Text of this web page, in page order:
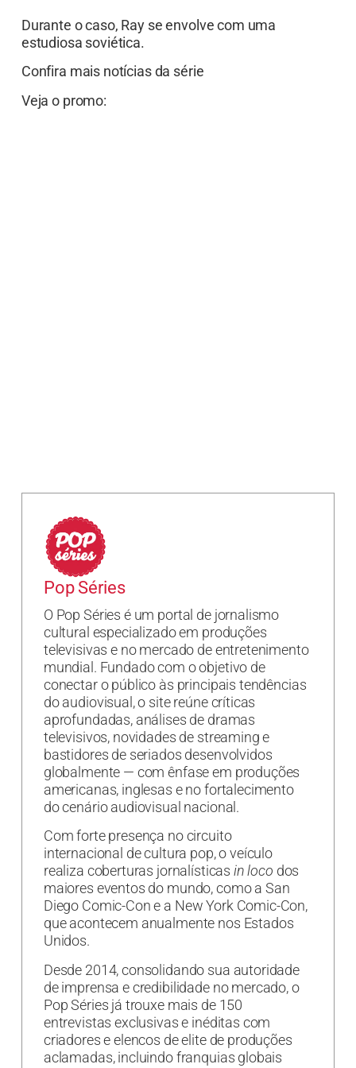
Durante o caso, Ray se envolve com uma
estudiosa soviética.
Confira mais notícias da série
Veja o promo:
Pop Séries
O Pop Séries é um portal de jornalismo
cultural especializado em produções
televisivas e no mercado de entretenimento
mundial. Fundado com o objetivo de
conectar o público às principais tendências
do audiovisual, o site reúne críticas
aprofundadas, análises de dramas
televisivos, novidades de streaming e
bastidores de seriados desenvolvidos
globalmente — com ênfase em produções
americanas, inglesas e no fortalecimento
do cenário audiovisual nacional.
Com forte presença no circuito
internacional de cultura pop, o veículo
realiza coberturas jornalísticas in loco dos
maiores eventos do mundo, como a San
Diego Comic-Con e a New York Comic-Con,
que acontecem anualmente nos Estados
Unidos.
Desde 2014, consolidando sua autoridade
de imprensa e credibilidade no mercado, o
Pop Séries já trouxe mais de 150
entrevistas exclusivas e inéditas com
criadores e elencos de elite de produções
aclamadas, incluindo franquias globais